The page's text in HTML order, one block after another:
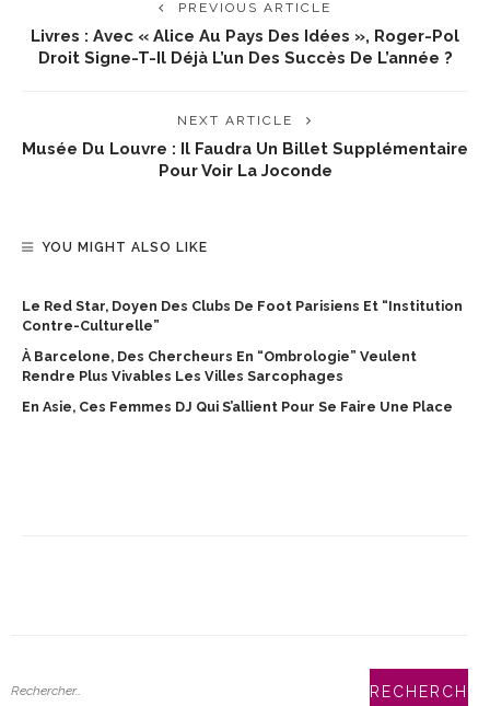
PREVIOUS ARTICLE
Livres : Avec « Alice Au Pays Des Idées », Roger-Pol
Droit Signe-T-Il Déjà L’un Des Succès De L’année ?
NEXT ARTICLE
Musée Du Louvre : Il Faudra Un Billet Supplémentaire
Pour Voir La Joconde
YOU MIGHT ALSO LIKE
Le Red Star, Doyen Des Clubs De Foot Parisiens Et “institution
Contre-Culturelle”
À Barcelone, Des Chercheurs En “ombrologie” Veulent
Rendre Plus Vivables Les Villes Sarcophages
En Asie, Ces Femmes DJ Qui S’allient Pour Se Faire Une Place